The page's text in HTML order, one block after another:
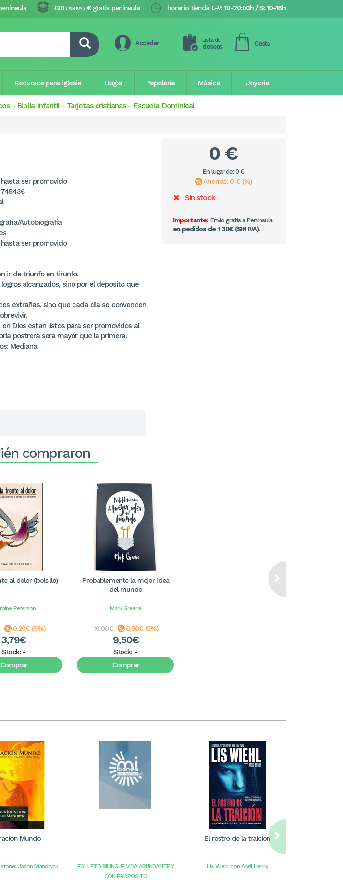
horario tienda L-V: 10-20:00h / S: 10-16h
+30 ( SIN IVA ) €gratis península
Acceder Lista de
deseos Cesta
Recursos para iglesia Hogar Papelería Música Joyería
- Biblia Infantil- Tarjetas cristianas - Escuela Dominical
ser promovido
Autobiografía
ser promovido
ir de triunfo en tirunfo.
alcanzados, sino por el deposito que
extrañas, sino que cada dia se convencen
Dios estan listos para ser promovidos al
postrera sera mayor que la primera.
Mediana
0 €
En lugar de: 0 €
Ahorras: 0 € (%)
Sin stock
Importante:Envío gratis a Península
en pedidos de + 30€ (SIN IVA).
compraron
al dolor (bolsillo)
Peterson
0,20€ (5%)
3,79€
Stock: -
Comprar
Probablemente la mejor idea
del mundo
Mark Greene
10,00€ 0,50€ (5%)
9,50€
Stock: -
Comprar
Mundo
Jason Mandryck
FOLLETO BILINGUE VIDA ABUNDANTE Y
CON PROPOSITO
El rostro de la traición
Lis Wiehl con April Henry